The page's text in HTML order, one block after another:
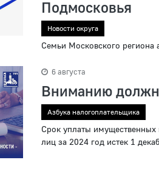
Подмосковья
Новости округа
Семьи Московского региона
6 августа
Вниманию
Азбука налогоплательщика
Срок уплаты имущественных
лиц за 2024 год истек 1